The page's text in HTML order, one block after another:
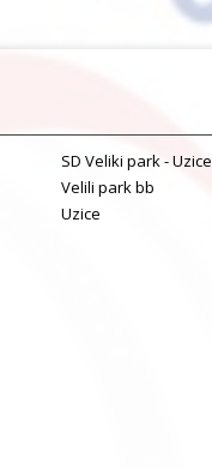
SD Veliki park - Uzice
Velili park bb
Uzice